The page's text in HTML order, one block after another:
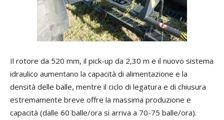
Il rotore da 520 mm, il pick-up da 2,30 m e il nuovo sistema
idraulico aumentano la capacità di alimentazione e la
densità delle balle, mentre il ciclo di legatura e di chiusura
estremamente breve offre la massima produzione e
capacità (dalle 60 balle/ora si arriva a 70-75 balle/ora).